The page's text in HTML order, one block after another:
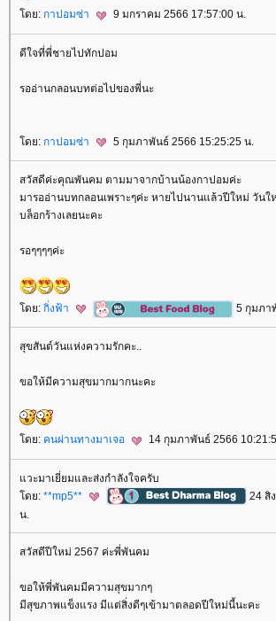
ดย: กาปอมซ่า 9 มกราคม 2566 17:57:00 น.
ดีใจที่พี่ชายไปทักปอม
รออ่านกลอนบทต่อไปของพี่นะ
ดย: กาปอมซ่า 5 กุมภาพันธ์ 2566 15:25:25 น.
สวัสดีค่ะคุณพันคม ตามมาจากบ้านน้องกาปอมค่ะ
มารออ่านบทกลอนเพราะๆค่ะ หายไปนานแล้วปีใหม่ วันใ
บล็อกร้างเลยนะคะ
รอๆๆๆๆค่ะ
ดย: กิ่งฟ้า 5 กุมภา
สุขสันต์วันแห่งความรักคะ..
ขอให้มีความสุขมากมากนะคะ
ดย: คนผ่านทางมาเจอ 14 กุมภาพันธ์ 2566
วะมาเยี่ยมและส่งกำลังใจครับ
ดย: **mp5**
24 สิ
น.
สวัสดีปีใหม่ 2567 ค่ะพี่พันคม
ขอให้พี่พันคมมีความสุขมากๆ
มีสุขภาพแข็งแรง มีแต่สิ่งดีๆเข้ามาตลอดปีใหม่นี้นะคะ